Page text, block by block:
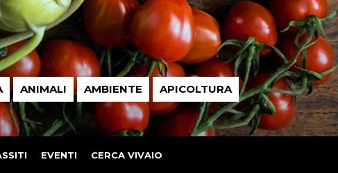
ANIMALI AMBIENTE APICOLTURA
EVENTI CERCA VIVAIO